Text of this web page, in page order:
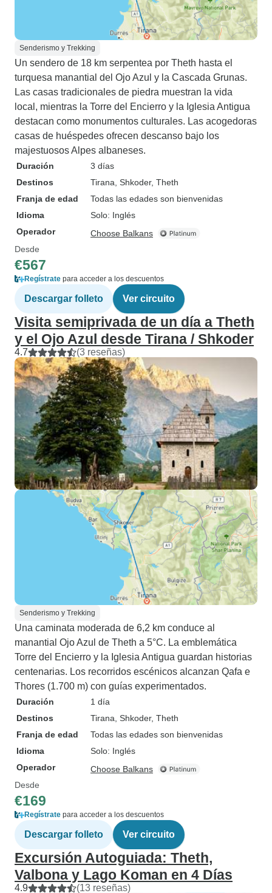
Senderismo y Trekking
Un sendero de 18 km serpentea por Theth hasta el
turquesa manantial del Ojo Azul y la Cascada Grunas.
Las casas tradicionales de piedra muestran la vida
local, mientras la Torre del Encierro y la Iglesia Antigua
destacan como monumentos culturales. Las acogedoras
casas de huéspedes ofrecen descanso bajo los
majestuosos Alpes albaneses.
Duración
3 días
Destinos
Tirana , Shkoder, Theth
Franja de edad
Todas las edades son bienvenidas
Idioma
Solo: Inglés
Operador
Choose Balkans
Desde
€567
Regístrate para acceder a los descuentos
Descargar folleto Ver circuito
Visita semiprivada de un día a Theth
y el Ojo Azul desde Tirana / Shkoder
4.7 (3 reseñas)
Senderismo y Trekking
Una caminata moderada de 6,2 km conduce al
manantial Ojo Azul de Theth a 5°C. La emblemática
Torre del Encierro y la Iglesia Antigua guardan historias
centenarias. Los recorridos escénicos alcanzan Qafa e
Thores (1.700 m) con guías experimentados.
Duración
1 día
Destinos
Tirana , Shkoder, Theth
Franja de edad
Todas las edades son bienvenidas
Idioma
Solo: Inglés
Operador
Choose Balkans
Desde
€169
Regístrate para acceder a los descuentos
Descargar folleto Ver circuito
Excursión Autoguiada: Theth,
Valbona y Lago Koman en 4 Días
4.9 (13 reseñas)